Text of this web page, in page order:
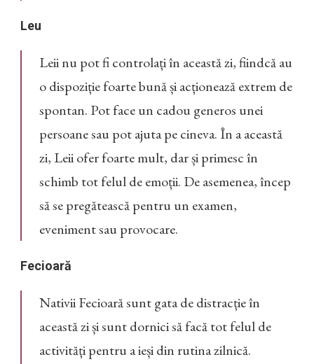
Leu
Leii nu pot fi controlați în această zi, fiindcă au
o dispoziție foarte bună și acționează extrem de
spontan. Pot face un cadou generos unei
persoane sau pot ajuta pe cineva. În a această
zi, Leii ofer foarte mult, dar și primesc în
schimb tot felul de emoții. De asemenea, încep
să se pregătească pentru un examen,
eveniment sau provocare.
Fecioară
Nativii Fecioară sunt gata de distracție în
această zi și sunt dornici să facă tot felul de
activități pentru a ieși din rutina zilnică.